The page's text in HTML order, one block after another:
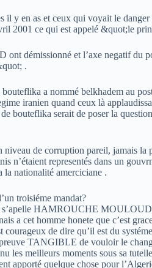
il y en as et ceux qui voyait le
2001 ce qui est appelé &quot;le
ont démissionné et l’axe negatif du
.
a nommé belkhadem au
iranien quand ceux là
bouteflika serait de poser la
niveau de corruption pareil, jamais la
n’étaient representés dans un
nationalité amerciciane .
troisiéme mandat?
s’apelle HAMROUCHE
a cet homme honete que c’est
courageux de dire qu’il est du
TANGIBLE de vouloir le
les meilleurs moments sous sa
apporté quelque chose pour